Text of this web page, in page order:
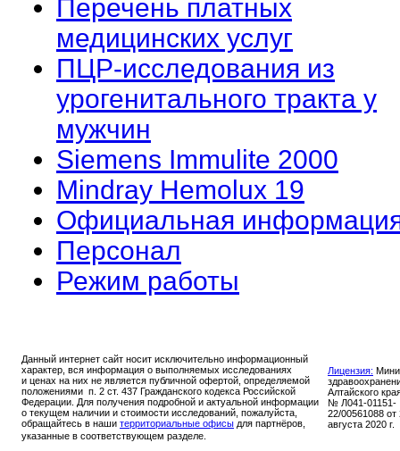
Перечень платных
медицинских услуг
ПЦР-исследования из
урогенитального тракта у
мужчин
Siemens Immulite 2000
Mindray Hemolux 19
Официальная
Персонал
Режим работы
Данный интернет сайт носит исключительно информационный
характер, вся информация о выполняемых исследованиях
и ценах на них не является публичной офертой, определяемой
положениями п. 2 ст. 437 Гражданского кодекса Российской
Федерации. Для получения подробной и актуальной информации
о текущем наличии и стоимости исследований, пожалуйста,
обращайтесь в наши территориальные офисы для партнёров,
указанные в соответствующем разделе.
Лицензия:
Алтайского
№ Л041-01151-
22/00561088 от
августа 2020 г.